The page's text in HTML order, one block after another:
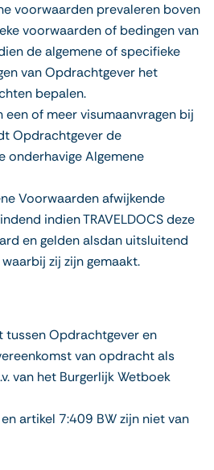
voorwaarden prevaleren boven
voorwaarden of bedingen van
de algemene of specifieke
van Opdrachtgever het
bepalen.
of meer visumaanvragen bij
Opdrachtgever de
onderhavige Algemene
Voorwaarden afwijkende
indien TRAVELDOCS deze
en gelden alsdan uitsluitend
zij zijn gemaakt.
Opdrachtgever en
van opdracht als
van het Burgerlijk Wetboek
artikel 7:409 BW zijn niet van